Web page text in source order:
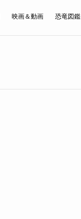
映画＆動画 恐竜図鑑